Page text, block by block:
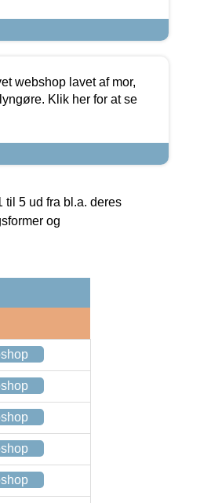
webshop lavet af mor,
Klik her for at se
5 ud fra bl.a. deres
og